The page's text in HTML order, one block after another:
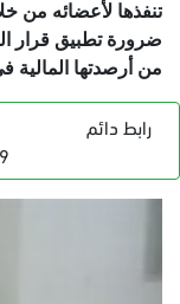
تنفذها لأعضائه من
ضرورة تطبيق قرار
من أرصدتها المالية
رابط دائم